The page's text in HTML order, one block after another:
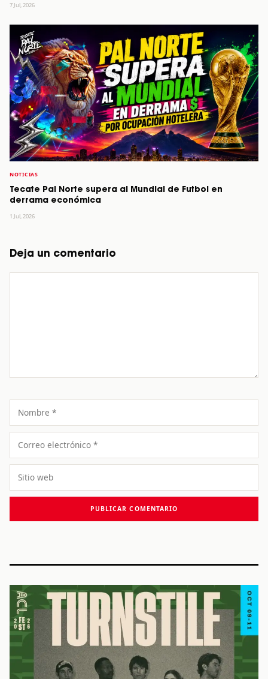
7 Jul, 2026
NOTICIAS
Tecate Pal Norte supera al Mundial de Futbol en
derrama económica
1 Jul, 2026
Deja un comentario
Nombre
Correo
electrónico
Sitio
web